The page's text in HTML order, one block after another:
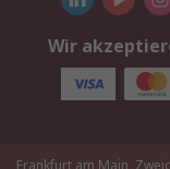
Wir